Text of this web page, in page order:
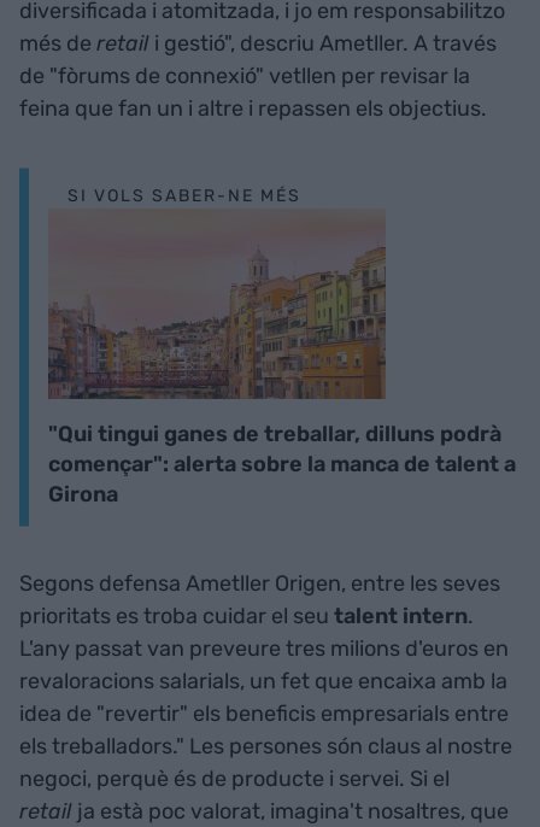
diversificada i atomitzada, i jo em responsabilitzo
més de retail i gestió", descriu Ametller. A través
de "fòrums de connexió" vetllen per revisar la
feina que fan un i altre i repassen els objectius.
SI VOLS SABER-NE MÉS
"Qui tingui ganes de treballar, dilluns podrà
començar": alerta sobre la manca de talent a
Girona
Segons defensa Ametller Origen, entre les seves
prioritats es troba cuidar el seu talent intern.
L'any passat van preveure tres milions d'euros en
revaloracions salarials, un fet que encaixa amb la
idea de "revertir" els beneficis empresarials entre
els treballadors." Les persones són claus al nostre
negoci, perquè és de producte i servei. Si el
retail ja està poc valorat, imagina't nosaltres, que